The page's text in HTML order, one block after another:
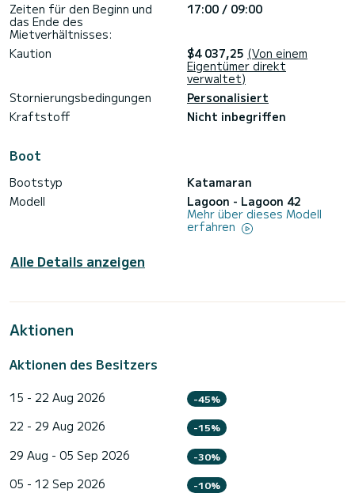
Wir laden Sie ein, direkt über die Plattform ein Angebot
anzufordern. Wir werden uns mit unseren besten Angeboten
Zeiten für den Beginn und
das Ende des
Mietverhältnisses:
17:00 / 09:00
Kaution $4 037,25 (Von einem
Eigentümer direkt
verwaltet)
Stornierungsbedingungen
Personalisiert
Kraftstoff
Nicht inbegriffen
Boot
Bootstyp
Katamaran
Modell
Lagoon - Lagoon 42
Mehr über dieses Modell
erfahren
Alle Details anzeigen
Aktionen
Aktionen des Besitzers
15 - 22 Aug 2026 -45%
22 - 29 Aug 2026 -15%
29 Aug - 05 Sep 2026 -30%
05 - 12 Sep 2026 -10%